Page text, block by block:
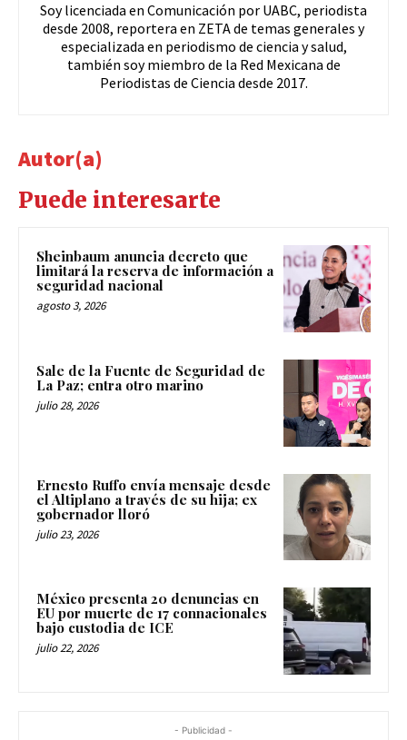
Soy licenciada en Comunicación por UABC, periodista
desde 2008, reportera en ZETA de temas generales y
especializada en periodismo de ciencia y salud,
también soy miembro de la Red Mexicana de
Periodistas de Ciencia desde 2017.
Autor(a)
Puede interesarte
Sheinbaum anuncia decreto que
limitará la reserva de información a
seguridad nacional
agosto 3, 2026
Sale de la Fuente de Seguridad de
La Paz; entra otro marino
julio 28, 2026
Ernesto Ruffo envía mensaje desde
el Altiplano a través de su hija; ex
gobernador lloró
julio 23, 2026
México presenta 20 denuncias en
EU por muerte de 17 connacionales
bajo custodia de ICE
julio 22, 2026
- Publicidad -